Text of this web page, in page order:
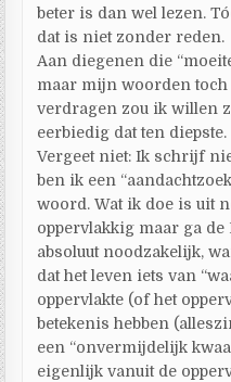
beter is dan wel lezen.
dat is niet zonder reden.
Aan diegenen die
maar mijn woorden
verdragen zou ik willen
eerbiedig dat ten diepste.
Vergeet niet: Ik schrijf
ben ik een
woord. Wat ik doe is uit
oppervlakkig maar ga
absoluut noodzakelijk,
dat het leven iets van
oppervlakte (of het
betekenis hebben
een “onvermijdelijk
eigenlijk vanuit de